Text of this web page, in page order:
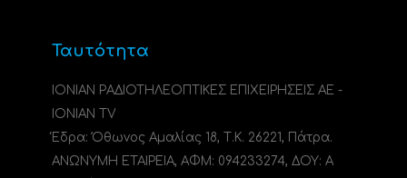
Ταυτότητα
ΙΟΝΙΑΝ ΡΑΔΙΟΤΗΛΕΟΠΤΙΚΕΣ ΕΠΙΧΕΙΡΗΣΕΙΣ ΑΕ -
IONIAN TV
Έδρα: Όθωνος Αμαλίας 18, Τ.Κ. 26221, Πάτρα.
ΑΝΩΝΥΜΗ ΕΤΑΙΡΕΙΑ, ΑΦΜ: 094233274, ΔΟΥ: A